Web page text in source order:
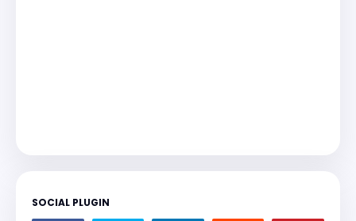
SOCIAL PLUGIN